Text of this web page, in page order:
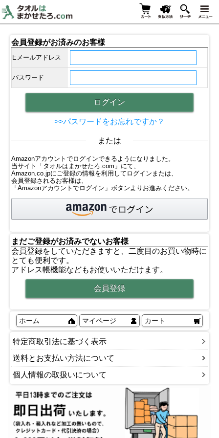
会員登録がお済みのお客様
Eメールアドレス
パスワード
>>パスワードをお忘れですか？
または
Amazonアカウントでログインできるようになりました。
当サイト「タオルはまかせたろ.com」にて、
Amazon.co.jpにご登録の情報を利用してログインまたは、
会員登録されるお客様は、
「Amazonアカウントでログイン」ボタンよりお進みください。
まだご登録がお済みでないお客様
会員登録をしていただきますと、二度目のお買い物時に
とても便利です。
アドレス帳機能などもお使いいただけます。
ホーム マイページ カート
特定商取引法に基づく表示
送料とお支払い方法について
個人情報の取扱いについて